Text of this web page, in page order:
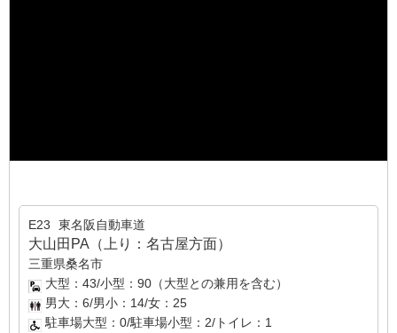
E23 東名阪自動車道
大山田PA（上り：名古屋方面）
三重県桑名市
大型：43/小型：90（大型との兼用を含む）
男大：6/男小：14/女：25
駐車場大型：0/駐車場小型：2/トイレ：1